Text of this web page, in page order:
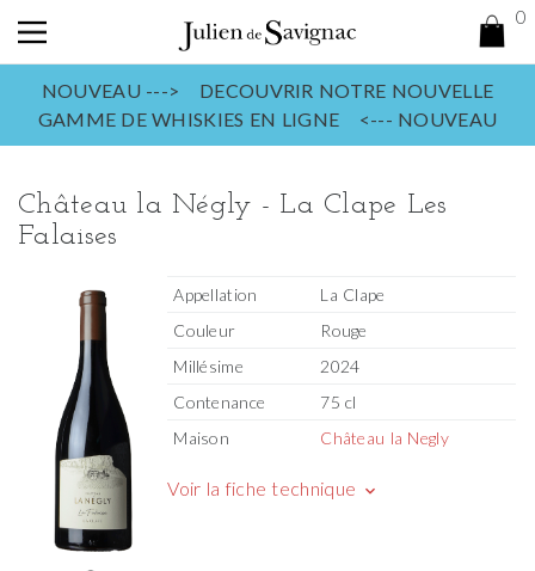
0
NOUVEAU ---> DECOUVRIR NOTRE NOUVELLE
GAMME DE WHISKIES EN LIGNE <--- NOUVEAU
Château la Négly - La Clape Les
Falaises
Appellation
La Clape
Couleur
Rouge
Millésime
2024
Contenance
75 cl
Maison
Château la Negly
Voir la fiche technique keyboard_arrow_down